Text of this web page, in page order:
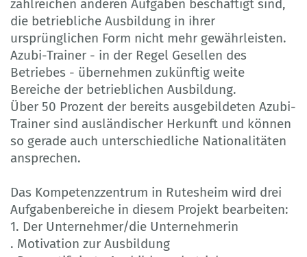
zahlreichen anderen Aufgaben beschäftigt sind,
die betriebliche Ausbildung in ihrer
ursprünglichen Form nicht mehr gewährleisten.
Azubi-Trainer - in der Regel Gesellen des
Betriebes - übernehmen zukünftig weite
Bereiche der betrieblichen Ausbildung.
Über 50 Prozent der bereits ausgebildeten Azubi-
Trainer sind ausländischer Herkunft und können
so gerade auch unterschiedliche Nationalitäten
ansprechen.
Das Kompetenzzentrum in Rutesheim wird drei
Aufgabenbereiche in diesem Projekt bearbeiten:
1. Der Unternehmer/die Unternehmerin
. Motivation zur Ausbildung